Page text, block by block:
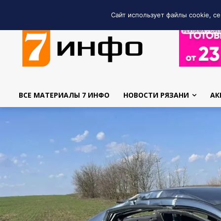
РЕКЛАМА •
ВСЕ МАТЕРИАЛЫ 7 ИНФО НОВОСТИ РЯЗАНИ
Сайт использует файлы cookie,